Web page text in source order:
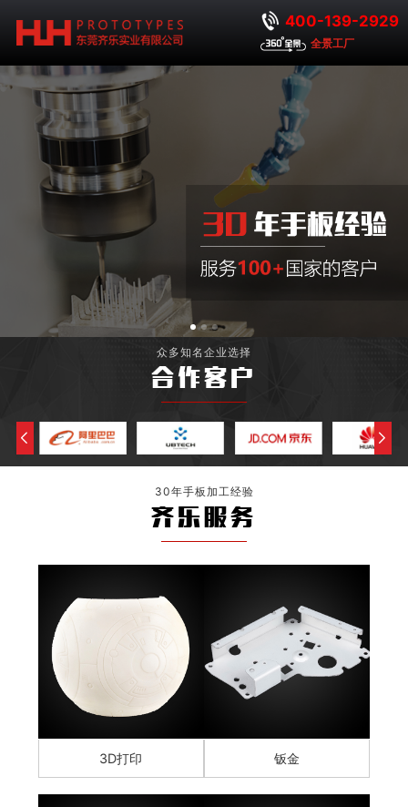
400-139-2929
全景工厂
众多知名企业选择
合作客户
30年手板加工经验
齐乐服务
3D打印 钣金